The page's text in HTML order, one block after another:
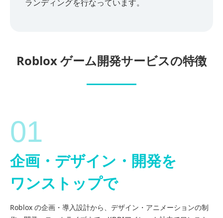
ランディングを行なっています。
Roblox ゲーム開発サービスの特徴
01
企画・デザイン・開発を
ワンストップで
Roblox の企画・導入設計から、デザイン・アニメーションの制